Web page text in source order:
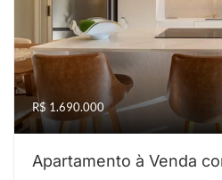
R$ 1.690.000
Apartamento à Venda